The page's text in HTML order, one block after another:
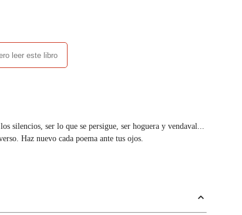
leer este libro
ser lo que se persigue, ser hoguera y vendaval...
Haz nuevo cada poema ante tus ojos.